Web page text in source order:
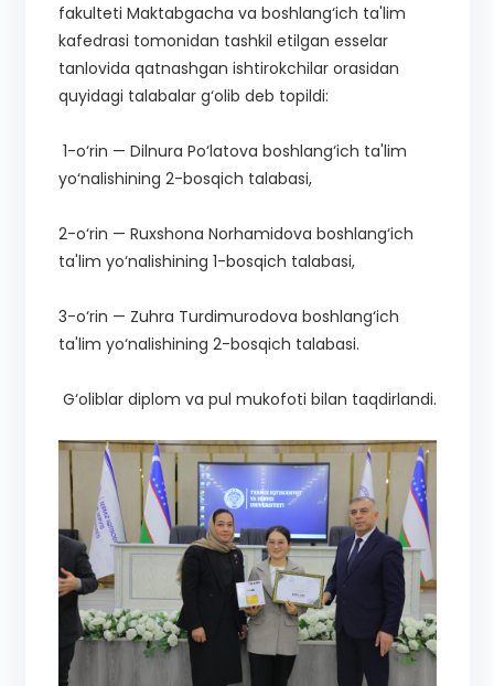
fakulteti Maktabgacha va boshlang‘ich ta'lim
kafedrasi tomonidan tashkil etilgan esselar
tanlovida qatnashgan ishtirokchilar orasidan
quyidagi talabalar g‘olib deb topildi:
1-o‘rin — Dilnura Po‘latova boshlang‘ich ta'lim
yo‘nalishining 2-bosqich talabasi,
2-o‘rin — Ruxshona Norhamidova boshlang‘ich
ta'lim yo‘nalishining 1-bosqich talabasi,
3-o‘rin — Zuhra Turdimurodova boshlang‘ich
ta'lim yo‘nalishining 2-bosqich talabasi.
G‘oliblar diplom va pul mukofoti bilan taqdirlandi.